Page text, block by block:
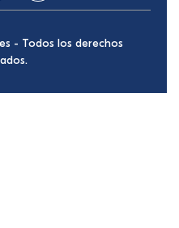
- Todos los derechos